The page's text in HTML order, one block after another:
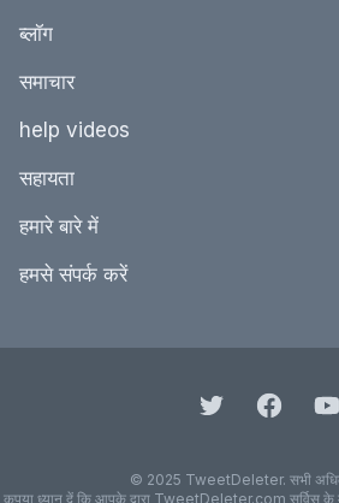
ब्‍लॉग
समाचार
help videos
सहायता
हमारे बारे में
हमसे संपर्क करें
© 2025 TweetDeleter. सभी
कृपया ध्‍यान दें कि आपके द्वारा TweetDeleter.com सर्विस के